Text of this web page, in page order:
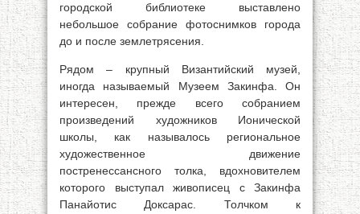
городской библиотеке выставлено
небольшое собрание фотоснимков города
до и после землетрясения.
Рядом – крупный Византийский музей,
иногда называемый Музеем Закинфа. Он
интересен, прежде всего собранием
произведений художников Ионической
школы, как называлось региональное
художественное движение
постренессансного толка, вдохновителем
которого выступал живописец с Закинфа
Панайотис Доксарас. Толчком к